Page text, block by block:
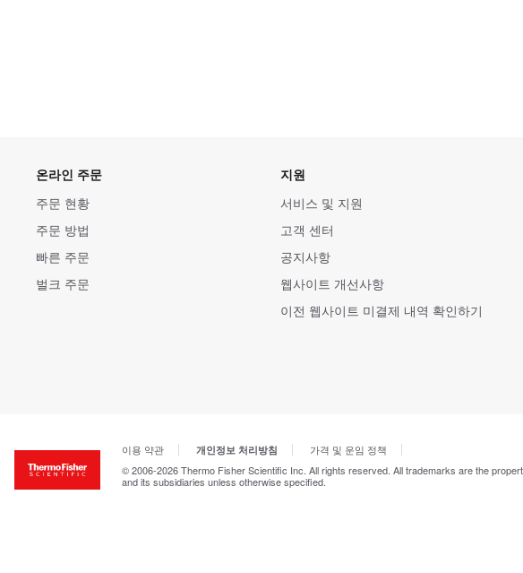
온라인 주문
주문 현황
주문 방법
빠른 주문
벌크 주문
지원
서비스 및 지원
고객 센터
공지사항
웹사이트 개선사항
이전 웹사이트 미결제 내역 확인하기
이용 약관 개인정보 처리방침
가격 및 운임 정책
© 2006-2026 Thermo Fisher Scientific Inc. All rights reserved. All trademarks are the
and its subsidiaries unless otherwise specified.